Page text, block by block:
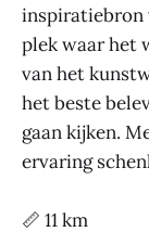
inspiratiebron
plek waar het
van het
het beste
gaan kijken.
ervaring
📏 11 km